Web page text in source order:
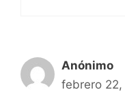
Anónimo
febrero 22,